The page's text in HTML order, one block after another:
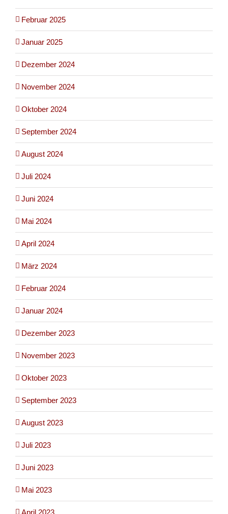
Februar 2025
Januar 2025
Dezember 2024
November 2024
Oktober 2024
September 2024
August 2024
Juli 2024
Juni 2024
Mai 2024
April 2024
März 2024
Februar 2024
Januar 2024
Dezember 2023
November 2023
Oktober 2023
September 2023
August 2023
Juli 2023
Juni 2023
Mai 2023
April 2023